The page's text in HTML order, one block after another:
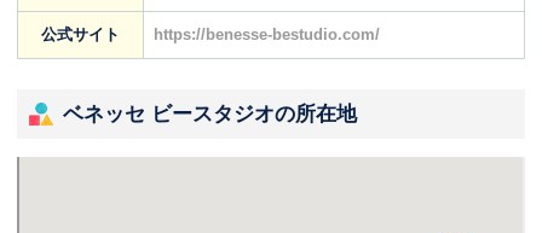
公式サイト https://benesse-bestudio.com/
ベネッセ ビースタジオの所在地